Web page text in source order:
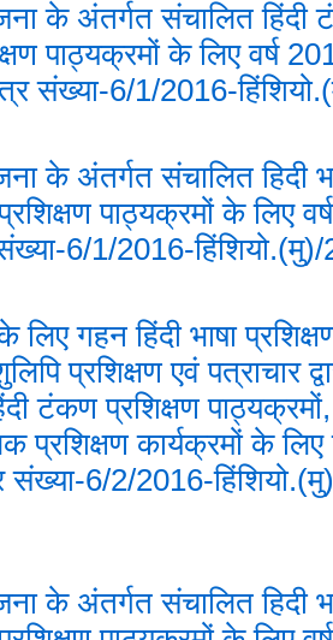
के अंतर्गत संचालित हिंदी
पाठ्यक्रमों के लिए वर्ष
संख्‍या-6/1/2016-
के अंतर्गत संचालित हिदी
पाठ्यक्रमों के लिए
संख्‍या-6/1/2016-
लिए गहन हिंदी भाषा
प्रशिक्षण एवं पत्राचार
टंकण प्रशिक्षण पाठ्यक्रमों,
प्रशिक्षण कार्यक्रमों के लिए
6/2/2016-
के अंतर्गत संचालित हिदी